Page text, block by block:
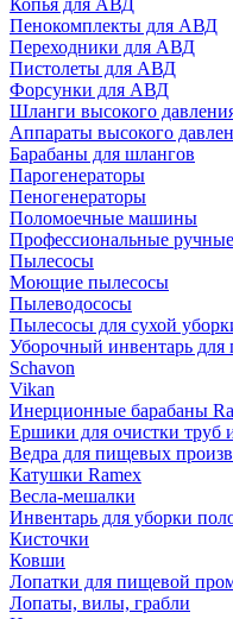
Копья для АВД
Пенокомплекты для АВД
Переходники для АВД
Пистолеты для АВД
Форсунки для АВД
Шланги высокого
Аппараты высокого
Барабаны для шлангов
Парогенераторы
Пеногенераторы
Поломоечные машины
Профессиональные
Пылесосы
Моющие пылесосы
Пылеводососы
Пылесосы для сухой
Уборочный инвентарь
Schavon
Vikan
Инерционные барабаны
Ершики для очистки труб
Ведра для пищевых
Катушки Ramex
Весла-мешалки
Инвентарь для уборки
Кисточки
Ковши
Лопатки для пищевой
Лопаты, вилы, грабли